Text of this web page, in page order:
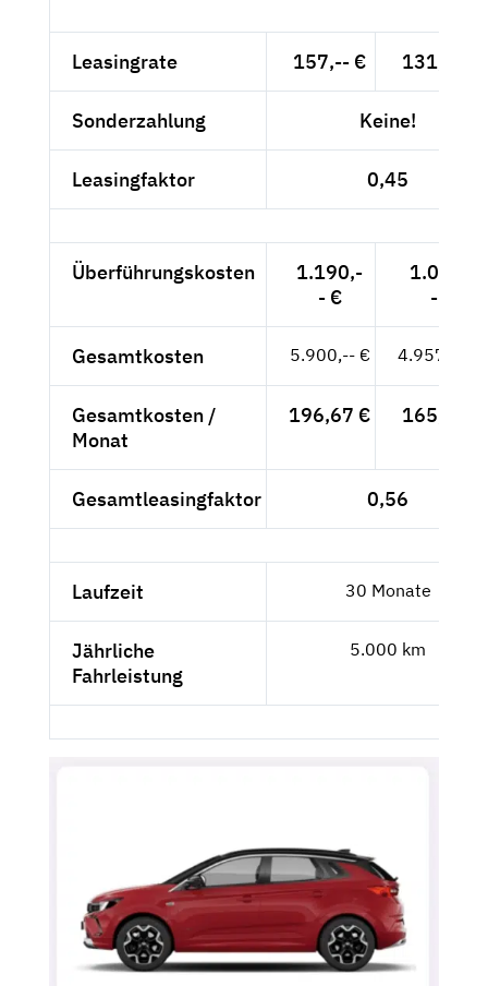
Leasingrate 157,-- € 131,93 €
Sonderzahlung Keine!
Leasingfaktor 0,45
Überführungskosten
1.190,-
- €
1.000,-
- €
Gesamtkosten 5.900,-- € 4.957,98 €
Gesamtkosten /
Monat
196,67 € 165,27 €
Gesamtleasingfaktor 0,56
Laufzeit 30 Monate
Jährliche
Fahrleistung
5.000 km